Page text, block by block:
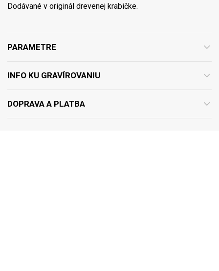
Dodávané v originál drevenej krabičke.
PARAMETRE
INFO KU GRAVÍROVANIU
DOPRAVA A PLATBA